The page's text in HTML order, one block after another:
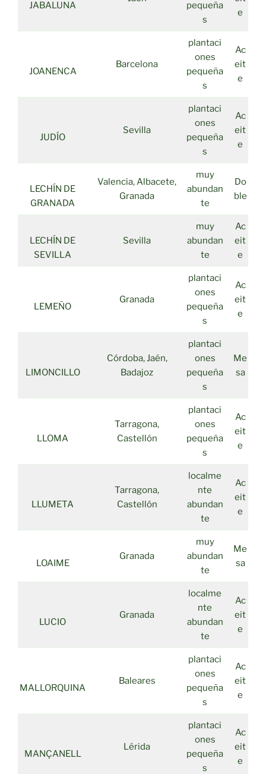
JABALUNA
pequeña
s
e
JOANENCA
Barcelona
plantaci
ones
pequeña
s
Ac
eit
e
JUDÍO
Sevilla
plantaci
ones
pequeña
s
Ac
eit
e
LECHÍN DE
GRANADA
Valencia, Albacete,
Granada
muy
abundan
te
Do
ble
LECHÍN DE
SEVILLA
Sevilla
muy
abundan
te
Ac
eit
e
LEMEÑO
Granada
plantaci
ones
pequeña
s
Ac
eit
e
LIMONCILLO
Córdoba, Jaén,
Badajoz
plantaci
ones
pequeña
s
Me
sa
LLOMA
Tarragona,
Castellón
plantaci
ones
pequeña
s
Ac
eit
e
LLUMETA
Tarragona,
Castellón
localme
nte
abundan
te
Ac
eit
e
LOAIME
Granada
muy
abundan
te
Me
sa
LUCIO
Granada
localme
nte
abundan
te
Ac
eit
e
MALLORQUINA
Baleares
plantaci
ones
pequeña
s
Ac
eit
e
MANÇANELL
Lérida
plantaci
ones
pequeña
s
Ac
eit
e